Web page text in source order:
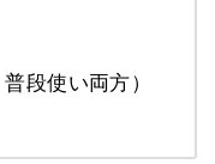
段使い両方）